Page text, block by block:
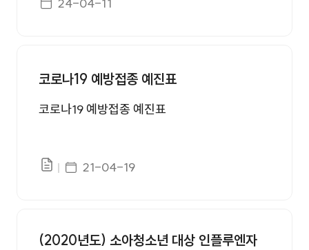
바른 호칭과 존댓말 사용 2. 웃으며 인사하기 3.
코로나19 예방접종 예진표
코로나19 예방접종 예진표
파일있음게시일자
21-04-19
(2020년도) 소아청소년 대상 인플루엔자